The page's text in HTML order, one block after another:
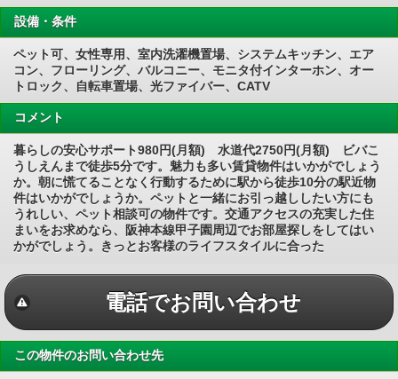
設備・条件
ペット可、女性専用、室内洗濯機置場、システムキッチン、エア
コン、フローリング、バルコニー、モニタ付インターホン、オー
トロック、自転車置場、光ファイバー、CATV
コメント
暮らしの安心サポート980円(月額) 水道代2750円(月額) ビバこ
うしえんまで徒歩5分です。魅力も多い賃貸物件はいかがでしょう
か。朝に慌てることなく行動するために駅から徒歩10分の駅近物
件はいかがでしょうか。ペットと一緒にお引っ越ししたい方にも
うれしい、ペット相談可の物件です。交通アクセスの充実した住
まいをお求めなら、阪神本線甲子園周辺でお部屋探しをしてはい
かがでしょう。きっとお客様のライフスタイルに合った
電話でお問い合わせ
この物件のお問い合わせ先